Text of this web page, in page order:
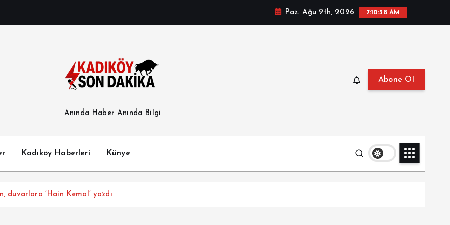
Paz. Ağu 9th, 2026 7:10:39 AM
Anında Haber Anında Bilgi
Abone Ol
Kadıköy Haberleri Künye
duvarlara ‘Hain Kemal’ yazdı